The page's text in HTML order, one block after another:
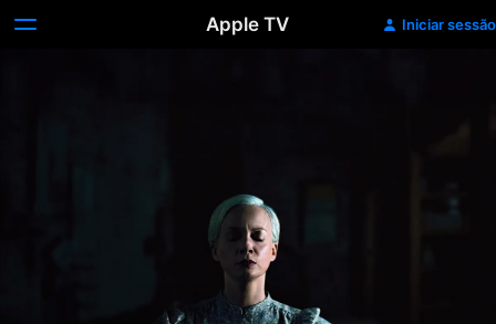
Apple TV Iniciar sessão